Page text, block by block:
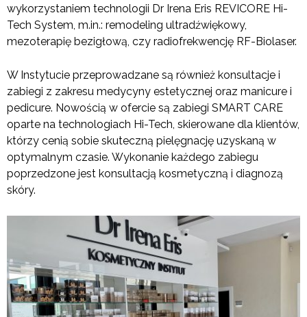
wykorzystaniem technologii Dr Irena Eris REVICORE Hi-
Tech System, m.in.: remodeling ultradźwiękowy,
mezoterapię bezigłową, czy radiofrekwencję RF-Biolaser.
W Instytucie przeprowadzane są również konsultacje i
zabiegi z zakresu medycyny estetycznej oraz manicure i
pedicure. Nowością w ofercie są zabiegi SMART CARE
oparte na technologiach Hi-Tech, skierowane dla klientów,
którzy cenią sobie skuteczną pielęgnację uzyskaną w
optymalnym czasie. Wykonanie każdego zabiegu
poprzedzone jest konsultacją kosmetyczną i diagnozą
skóry.